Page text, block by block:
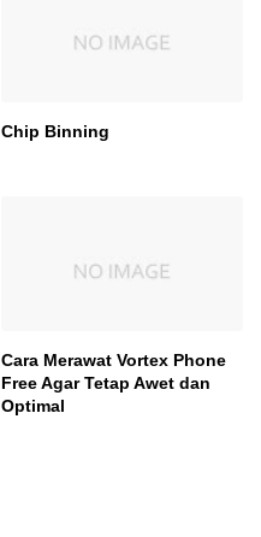
Chip Binning
Cara Merawat Vortex Phone
Free Agar Tetap Awet dan
Optimal